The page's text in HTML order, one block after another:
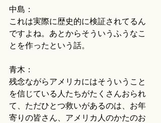
中島：
これは実際に歴史的に検証されてるん
ですよね。あとからそういうふうなこ
とを作ったという話。
青木：
残念ながらアメリカにはそういうこと
を信じている人たちがたくさんおられ
て、ただひとつ救いがあるのは、お年
寄りの皆さん、アメリカ人のかたのお